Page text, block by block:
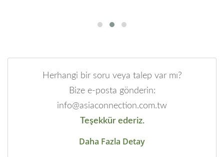
Herhangi bir soru veya talep var mı?
Bize e-posta gönderin:
info@asiaconnection.com.tw
Teşekkür ederiz.
Daha Fazla Detay